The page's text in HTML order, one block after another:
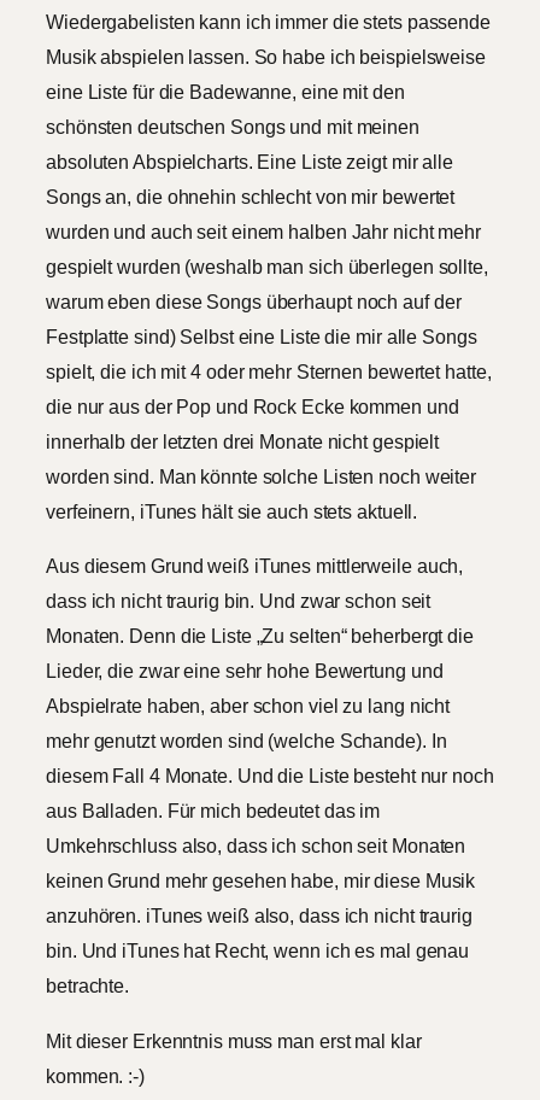
Wiedergabelisten kann ich immer die stets passende
Musik abspielen lassen. So habe ich beispielsweise
eine Liste für die Badewanne, eine mit den
schönsten deutschen Songs und mit meinen
absoluten Abspielcharts. Eine Liste zeigt mir alle
Songs an, die ohnehin schlecht von mir bewertet
wurden und auch seit einem halben Jahr nicht mehr
gespielt wurden (weshalb man sich überlegen sollte,
warum eben diese Songs überhaupt noch auf der
Festplatte sind) Selbst eine Liste die mir alle Songs
spielt, die ich mit 4 oder mehr Sternen bewertet hatte,
die nur aus der Pop und Rock Ecke kommen und
innerhalb der letzten drei Monate nicht gespielt
worden sind. Man könnte solche Listen noch weiter
verfeinern, iTunes hält sie auch stets aktuell.
Aus diesem Grund weiß iTunes mittlerweile auch,
dass ich nicht traurig bin. Und zwar schon seit
Monaten. Denn die Liste „Zu selten“ beherbergt die
Lieder, die zwar eine sehr hohe Bewertung und
Abspielrate haben, aber schon viel zu lang nicht
mehr genutzt worden sind (welche Schande). In
diesem Fall 4 Monate. Und die Liste besteht nur noch
aus Balladen. Für mich bedeutet das im
Umkehrschluss also, dass ich schon seit Monaten
keinen Grund mehr gesehen habe, mir diese Musik
anzuhören. iTunes weiß also, dass ich nicht traurig
bin. Und iTunes hat Recht, wenn ich es mal genau
betrachte.
Mit dieser Erkenntnis muss man erst mal klar
kommen. :-)